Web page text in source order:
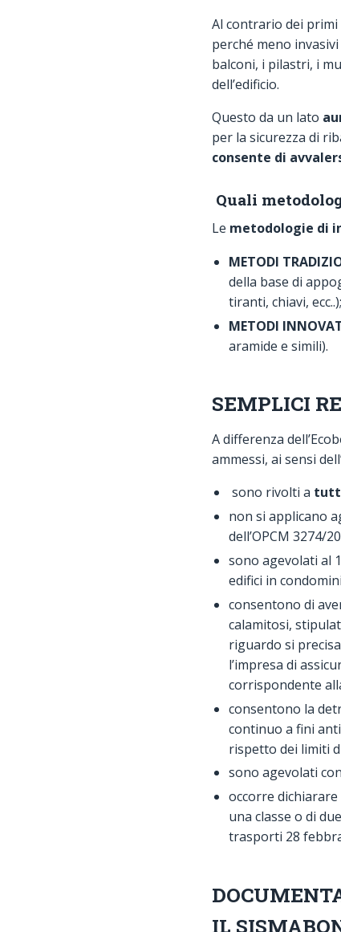
Al contrario dei primi
perché meno
balconi, i pilastri, i
dell’edificio.
Questo da un lato
per la sicurezza di
consente di
Quali
Le metodologie di
METODI
della base di
tiranti, chiavi, ecc..);
METODI
aramide e simili).
SEMPLICI
A differenza
ammessi, ai sensi
sono rivolti a
non si applicano
dell’OPCM 3274/
sono agevolati al
edifici in
consentono di
calamitosi,
riguardo si
l’impresa di
corrispondente
consentono la
continuo a fini
rispetto dei limiti
sono agevolati
occorre
una classe o di
trasporti 28
IL